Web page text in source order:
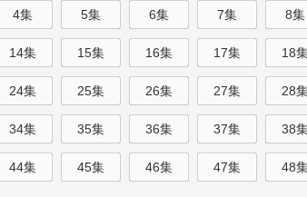
4集 5集 6集 7集 8集
14集 15集 16集 17集 18
24集 25集 26集 27集 28
34集 35集 36集 37集 38
44集 45集 46集 47集 48